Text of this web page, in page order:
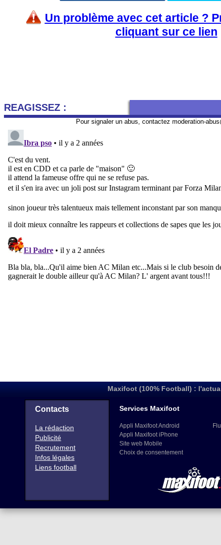
Un problème avec cet article ?
cliquant sur ce lien
REAGISSEZ :
Pour signaler un abus, contactez moderation-
Maxifoot (100% Football) :
Contacts
La rédaction
Publicité
Recrutement
Infos légales
Liens football
Services Maxifoot
Appli Maxifoot Android
Appli Maxifoot iPhone
Site web Mobile
Choix de consentement